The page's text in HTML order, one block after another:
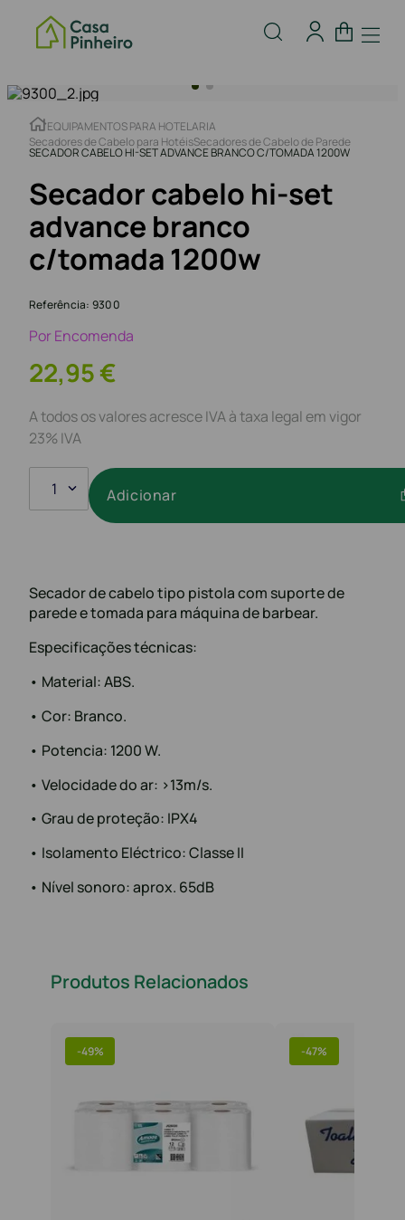
EQUIPAMENTOS PARA HOTELARIA
Secadores de Cabelo para HotéisSecadores de Cabelo de Parede
SECADOR CABELO HI-SET ADVANCE BRANCO C/TOMADA 1200W
Secador cabelo hi-set
advance branco
c/tomada 1200w
Referência: 9300
Por Encomenda
22,95€
A todos os valores acresce IVA à taxa legal em vigor
23% IVA
1 Adicionar
Secador de cabelo tipo pistola com suporte de
parede e tomada para máquina de barbear.
Especificações técnicas:
• Material: ABS.
• Cor: Branco.
• Potencia: 1200 W.
• Velocidade do ar: >13m/s.
• Grau de proteção: IPX4
• Isolamento Eléctrico: Classe II
• Nível sonoro: aprox. 65dB
Produtos Relacionados
-49% -47%